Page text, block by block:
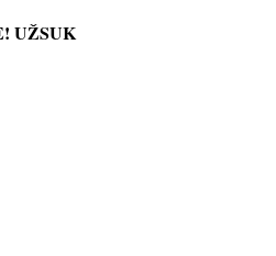
UŽSUK